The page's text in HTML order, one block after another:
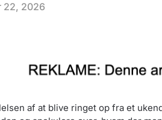
22, 2026
af at blive ringet op fra et